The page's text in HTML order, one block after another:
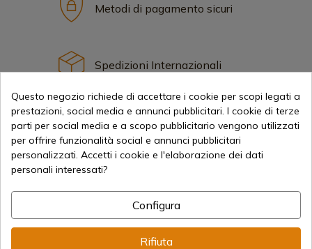
Metodi di pagamento sicuri
Spedizioni Internazionali
Informazione
info@aceros-de-hispania.com
(+34)978 877 088
Questo negozio richiede di accettare i cookie per scopi legati a
prestazioni, social media e annunci pubblicitari. I cookie di terze
parti per social media e a scopo pubblicitario vengono utilizzati
per offrire funzionalità social e annunci pubblicitari
personalizzati. Accetti i cookie e l'elaborazione dei dati
personali interessati?
Configura
Rifiuta